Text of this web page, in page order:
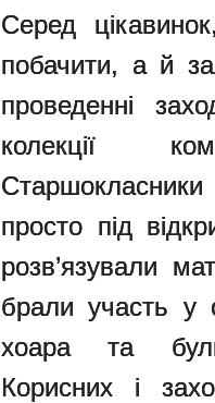
Серед
побачити, а й
проведенні
колекції
Старшокласники
просто під
розв’язували
брали участь у
хоара та
Корисних і